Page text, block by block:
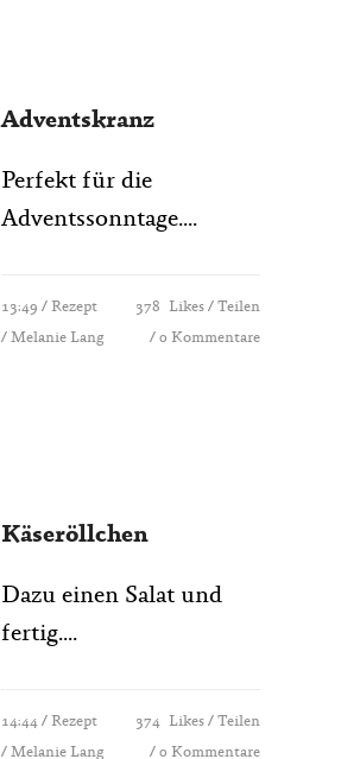
Adventskranz
Perfekt für die
Adventssonntage....
13:49 / Rezept
/ Melanie Lang
378 Likes
Teilen
0 Kommentare
Käseröllchen
Dazu einen Salat und
fertig....
14:44 / Rezept
/ Melanie Lang
374 Likes
Teilen
0 Kommentare